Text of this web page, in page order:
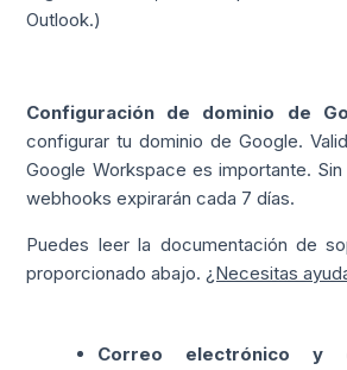
Outlook.)
Configuración de dominio de
configurar tu dominio de Google.
Google Workspace es importante.
webhooks expirarán cada 7 días.
Puedes leer la documentación de
proporcionado abajo.¿Necesitas
Correo electrónico y